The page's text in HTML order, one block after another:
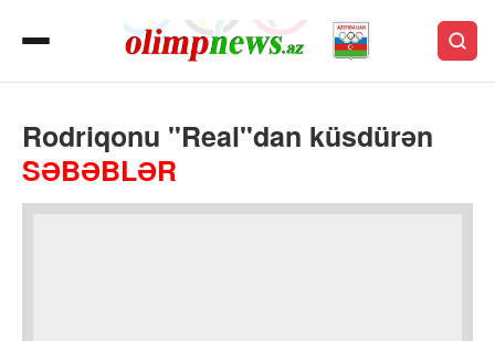
Rodriqonu "Real"dan küsdürən
SƏBƏBLƏR